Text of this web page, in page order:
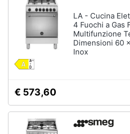
cucire
professionali
Friggitrice
professionale
Idropulitrice
professionale
tutti
Elettrodomestici
LA - Cucina
4 Fuochi a Gas
Multifunzione
Dimensioni 60
Inox
€ 573,60